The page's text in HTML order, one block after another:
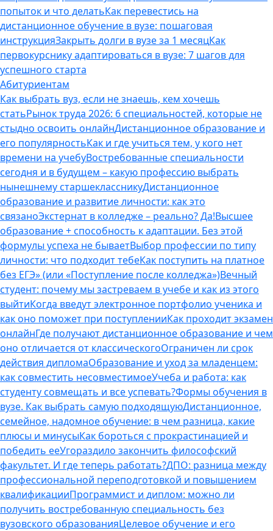
попыток и что делатьКак перевестись на
дистанционное обучение в вузе: пошаговая
инструкцияЗакрыть долги в вузе за 1 месяцКак
первокурснику адаптироваться в вузе: 7 шагов для
успешного старта
Абитуриентам
Как выбрать вуз, если не знаешь, кем хочешь
статьРынок труда 2026: 6 специальностей, которые не
стыдно освоить онлайнДистанционное образование и
его популярностьКак и где учиться тем, у кого нет
времени на учебуВостребованные специальности
сегодня и в будущем – какую профессию выбрать
нынешнему старшеклассникуДистанционное
образование и развитие личности: как это
связаноЭкстернат в колледже – реально? Да!Высшее
образование + способность к адаптации. Без этой
формулы успеха не бываетВыбор профессии по типу
личности: что подходит тебеКак поступить на платное
без ЕГЭ» (или «Поступление после колледжа»)Вечный
студент: почему мы застреваем в учебе и как из этого
выйтиКогда введут электронное портфолио ученика и
как оно поможет при поступленииКак проходит экзамен
онлайнГде получают дистанционное образование и чем
оно отличается от классическогоОграничен ли срок
действия дипломаОбразование и уход за младенцем:
как совместить несовместимоеУчеба и работа: как
студенту совмещать и все успевать?Формы обучения в
вузе. Как выбрать самую подходящуюДистанционное,
семейное, надомное обучение: в чем разница, какие
плюсы и минусыКак бороться с прокрастинацией и
победить ееУгораздило закончить философский
факультет. И где теперь работать?ДПО: разница между
профессиональной переподготовкой и повышением
квалификацииПрограммист и диплом: можно ли
получить востребованную специальность без
вузовского образованияЦелевое обучение и его